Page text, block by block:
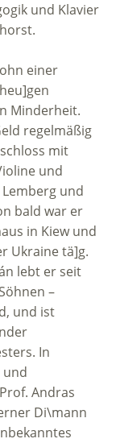
und Klavier
einer
Minderheit.
regelmäßig
mit
und
und
bald war er
in Kiew und
Ukraine tä]g.
lebt er seit
–
und ist
In
und
Andras
Di\mann